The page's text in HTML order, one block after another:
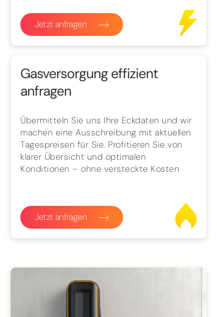
Jetzt anfragen
Gasversorgung effizient
anfragen
Übermitteln Sie uns Ihre Eckdaten und wir
machen eine Ausschreibung mit aktuellen
Tagespreisen für Sie. Profitieren Sie von
klarer Übersicht und optimalen
Konditionen – ohne versteckte Kosten
Jetzt anfragen